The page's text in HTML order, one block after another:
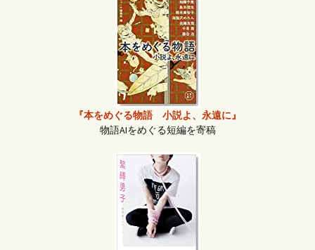
『本をめぐる物語 小説よ、永遠に』
物語AIをめぐる短編を寄稿